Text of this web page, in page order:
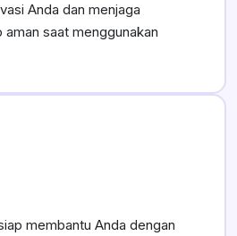
Anda dan menjaga
saat menggunakan
membantu Anda dengan